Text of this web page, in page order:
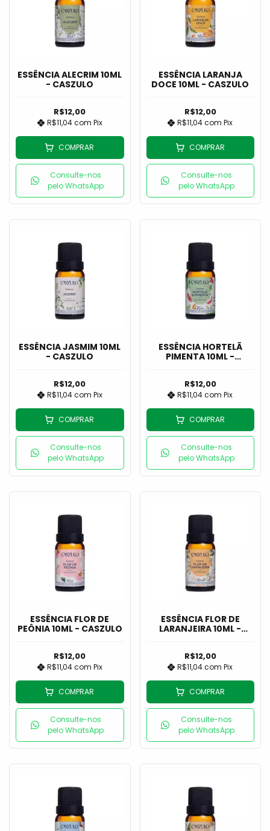
ESSÊNCIA ALECRIM 10ML
- CASZULO
R$12,00
R$11,04com Pix
COMPRAR
Consulte-nos
pelo WhatsApp
ESSÊNCIA LARANJA
DOCE 10ML - CASZULO
R$12,00
R$11,04com Pix
COMPRAR
Consulte-nos
pelo WhatsApp
ESSÊNCIA JASMIM 10ML
- CASZULO
R$12,00
R$11,04com Pix
COMPRAR
Consulte-nos
pelo WhatsApp
ESSÊNCIA HORTELÃ
PIMENTA 10ML -
R$12,00
R$11,04com Pix
COMPRAR
Consulte-nos
pelo WhatsApp
ESSÊNCIA FLOR DE
PEÔNIA 10ML - CASZULO
R$12,00
R$11,04com Pix
COMPRAR
Consulte-nos
pelo WhatsApp
ESSÊNCIA FLOR DE
LARANJEIRA 10ML -
R$12,00
R$11,04com Pix
COMPRAR
Consulte-nos
pelo WhatsApp